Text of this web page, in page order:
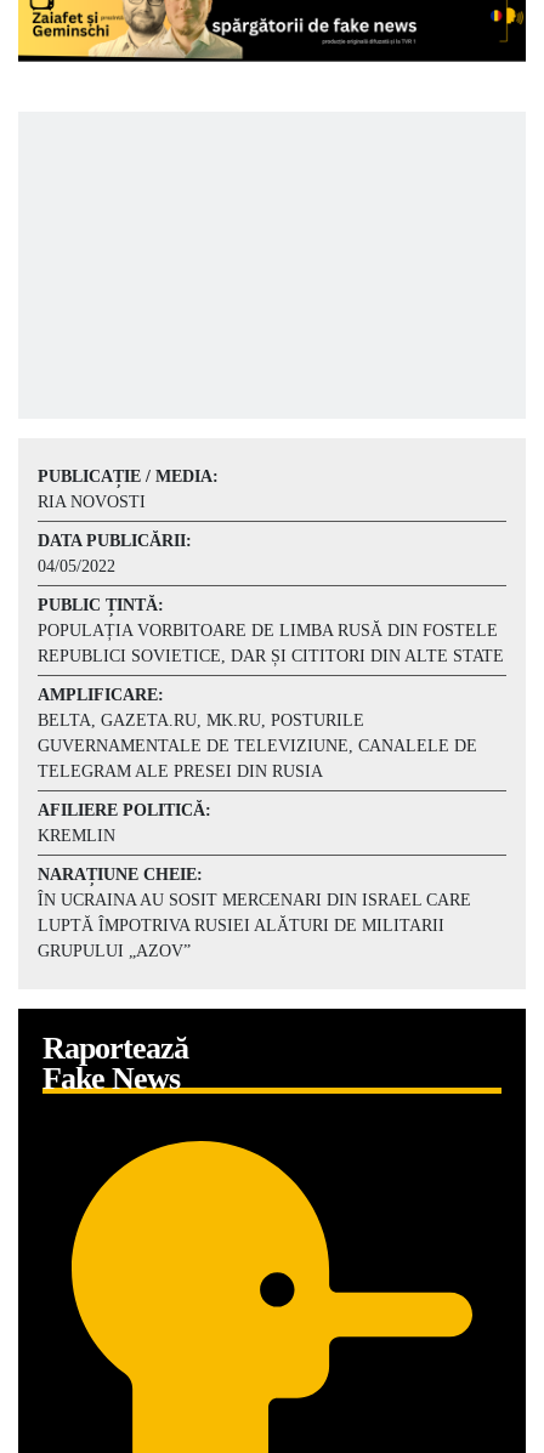
PUBLICAȚIE / MEDIA:
RIA NOVOSTI
DATA PUBLICĂRII:
04/05/2022
PUBLIC ȚINTĂ:
POPULAȚIA VORBITOARE DE LIMBA RUSĂ DIN FOSTELE
REPUBLICI SOVIETICE, DAR ȘI CITITORI DIN ALTE STATE
AMPLIFICARE:
BELTA, GAZETA.RU, MK.RU, POSTURILE
GUVERNAMENTALE DE TELEVIZIUNE, CANALELE DE
TELEGRAM ALE PRESEI DIN RUSIA
AFILIERE POLITICĂ:
KREMLIN
NARAȚIUNE CHEIE:
ÎN UCRAINA AU SOSIT MERCENARI DIN ISRAEL CARE
LUPTĂ ÎMPOTRIVA RUSIEI ALĂTURI DE MILITARII
GRUPULUI „AZOV”
Raportează
Fake News